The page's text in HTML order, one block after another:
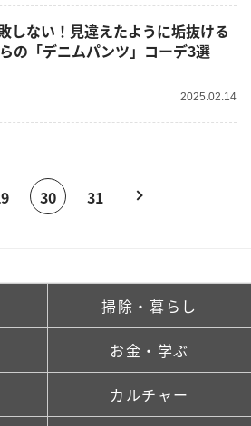
しない！見違えたように垢抜ける
の「デニムパンツ」コーデ3選
2025.02.14
30 31
掃除・暮らし
お金・学ぶ
カルチャー